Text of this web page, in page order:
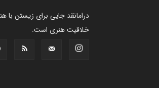
درامانقد جایی برای زیستن با
خلاقیت هنری است.